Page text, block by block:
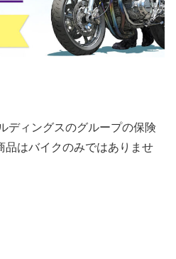
ディングスのグループの保険
品はバイクのみではありませ